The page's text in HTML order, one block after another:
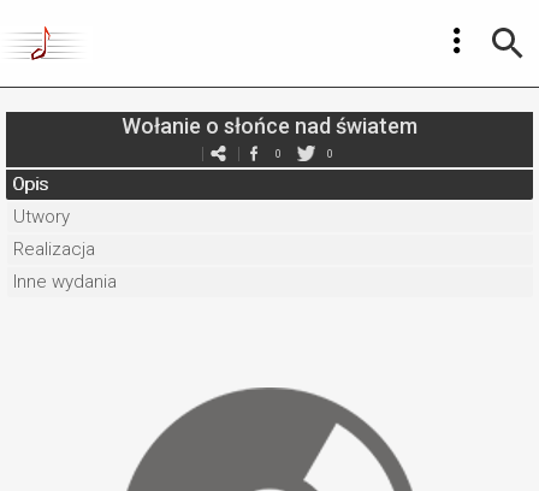
Wołanie o słońce nad światem
0 0
Opis
Utwory
Realizacja
Inne wydania